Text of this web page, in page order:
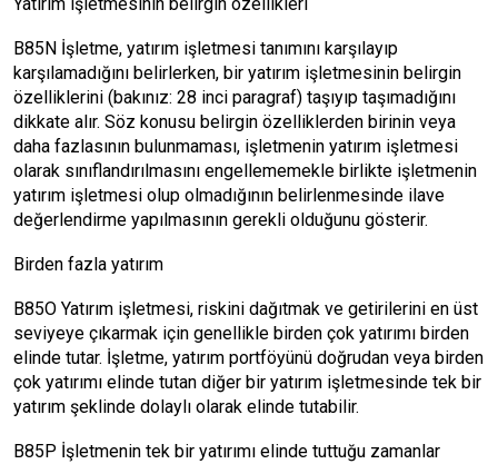
B85N İşletme, yatırım işletmesi tanımını karşılayıp
karşılamadığını belirlerken, bir yatırım işletmesinin belirgin
özelliklerini (bakınız: 28 inci paragraf) taşıyıp taşımadığını
dikkate alır. Söz konusu belirgin özelliklerden birinin veya
daha fazlasının bulunmaması, işletmenin yatırım işletmesi
olarak sınıflandırılmasını engellememekle birlikte işletmenin
yatırım işletmesi olup olmadığının belirlenmesinde ilave
değerlendirme yapılmasının gerekli olduğunu gösterir.
Birden fazla yatırım
B85O Yatırım işletmesi, riskini dağıtmak ve getirilerini en üst
seviyeye çıkarmak için genellikle birden çok yatırımı birden
elinde tutar. İşletme, yatırım portföyünü doğrudan veya birden
çok yatırımı elinde tutan diğer bir yatırım işletmesinde tek bir
yatırım şeklinde dolaylı olarak elinde tutabilir.
B85P İşletmenin tek bir yatırımı elinde tuttuğu zamanlar